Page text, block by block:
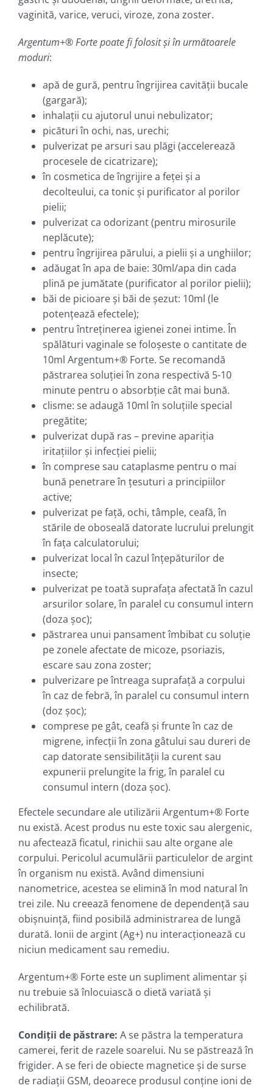
vaginită, varice, veruci, viroze, zona zoster.
Argentum+® Forte poate fi folosit şi în următoarele
moduri:
apă de gură, pentru îngrijirea cavităţii bucale
(gargară);
inhalaţii cu ajutorul unui nebulizator;
picături în ochi, nas, urechi;
pulverizat pe arsuri sau plăgi (accelerează
procesele de cicatrizare);
în cosmetica de îngrijire a feţei şi a
decolteului, ca tonic şi purificator al porilor
pielii;
pulverizat ca odorizant (pentru mirosurile
neplăcute);
pentru îngrijirea părului, a pielii şi a unghiilor;
adăugat în apa de baie: 30ml/apa din cada
plină pe jumătate (purificator al porilor pielii);
băi de picioare şi băi de şezut: 10ml (le
potenţează efectele);
pentru întreţinerea igienei zonei intime. În
spălături vaginale se foloşeste o cantitate de
10ml Argentum+® Forte. Se recomandă
păstrarea soluţiei în zona respectivă 5-10
minute pentru o absorbţie cât mai bună.
clisme: se adaugă 10ml în soluţiile special
pregătite;
pulverizat după ras – previne apariţia
iritaţiilor şi infecţiei pielii;
în comprese sau cataplasme pentru o mai
bună penetrare în ţesuturi a principiilor
active;
pulverizat pe faţă, ochi, tâmple, ceafă, în
stările de oboseală datorate lucrului prelungit
în faţa calculatorului;
pulverizat local în cazul înţepăturilor de
insecte;
pulverizat pe toată suprafaţa afectată în cazul
arsurilor solare, în paralel cu consumul intern
(doza şoc);
păstrarea unui pansament îmbibat cu soluţie
pe zonele afectate de micoze, psoriazis,
escare sau zona zoster;
pulverizare pe întreaga suprafaţă a corpului
în caz de febră, în paralel cu consumul intern
(doz şoc);
comprese pe gât, ceafă şi frunte în caz de
migrene, infecţii în zona gâtului sau dureri de
cap datorate sensibilităţii la curent sau
expunerii prelungite la frig, în paralel cu
consumul intern (doza şoc).
Efectele secundare ale utilizării Argentum+® Forte
nu există. Acest produs nu este toxic sau alergenic,
nu afectează ficatul, rinichii sau alte organe ale
corpului. Pericolul acumulării particulelor de argint
în organism nu există. Având dimensiuni
nanometrice, acestea se elimină în mod natural în
trei zile. Nu creează fenomene de dependenţă sau
obişnuinţă, fiind posibilă administrarea de lungă
durată. Ionii de argint (Ag+) nu interacţionează cu
niciun medicament sau remediu.
Argentum+® Forte este un supliment alimentar şi
nu trebuie să înlocuiască o dietă variată şi
echilibrată.
Condiţii de păstrare: A se păstra la temperatura
camerei, ferit de razele soarelui. Nu se păstrează în
frigider. A se feri de obiecte magnetice şi de surse
de radiaţii GSM, deoarece produsul conţine ioni de